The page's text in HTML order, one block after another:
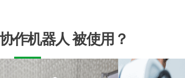
协作机器人 被使用？